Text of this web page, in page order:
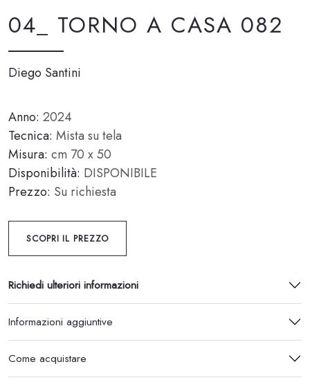
04_ TORNO A CASA 082
Diego Santini
Anno: 2024
Tecnica: Mista su tela
Misura: cm 70 x 50
Disponibilità: DISPONIBILE
Prezzo: Su richiesta
SCOPRI IL PREZZO
Richiedi ulteriori informazioni
Informazioni aggiuntive
Come acquistare